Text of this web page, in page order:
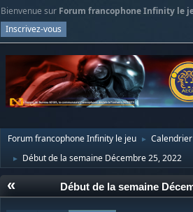
Bienvenue sur Forum francophone Infinity le
Inscrivez-vous
Forum francophone Infinity le jeu ► Calendrier
► Début de la semaine Décembre 25, 2022
« Début de la semaine